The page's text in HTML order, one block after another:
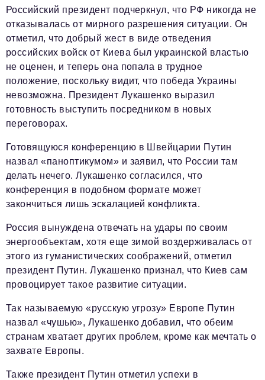
Отдел распространения/редакционная подписка
podpiska@business-magazine.online
Отдел по работе с партнерами
partner@business-magazine.online
Российский президент подчеркнул, что РФ никогда не
отказывалась от мирного разрешения ситуации. Он
отметил, что добрый жест в виде отведения
российских войск от Киева был украинской властью
не оценен, и теперь она попала в трудное
положение, поскольку видит, что победа Украины
невозможна. Президент Лукашенко выразил
готовность выступить посредником в новых
переговорах.
Готовящуюся конференцию в Швейцарии Путин
назвал «паноптикумом» и заявил, что России там
делать нечего. Лукашенко согласился, что
конференция в подобном формате может
закончиться лишь эскалацией конфликта.
Россия вынуждена отвечать на удары по своим
энергообъектам, хотя еще зимой воздерживалась от
этого из гуманистических соображений, отметил
президент Путин. Лукашенко признал, что Киев сам
провоцирует такое развитие ситуации.
Так называемую «русскую угрозу» Европе Путин
назвал «чушью», Лукашенко добавил, что обеим
странам хватает других проблем, кроме как мечтать о
захвате Европы.
Также президент Путин отметил успехи в